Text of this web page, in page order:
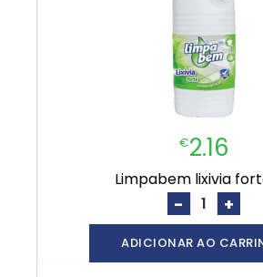
€2.16
limpabem lixivia
- +
ADICIONAR AO